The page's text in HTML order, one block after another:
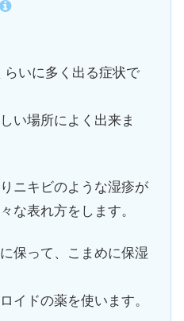
いに多く出る症状で
い場所によく出来ま
ニキビのような湿疹が
な表れ方をします。
保って、こまめに保湿
イドの薬を使います。